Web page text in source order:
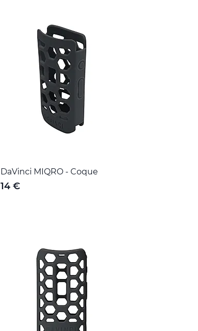
DaVinci MIQRO - Coque
14 €